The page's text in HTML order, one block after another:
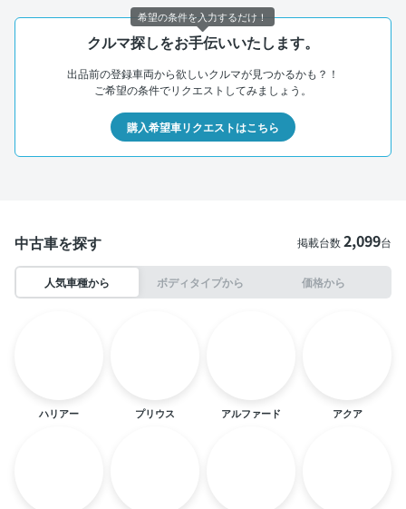
クルマ探しをお手伝いいたします。
出品前の登録車両から欲しいクルマが見つかるかも？！
ご希望の条件でリクエストしてみましょう。
購入希望車リクエストはこちら
中古車を探す 掲載台数2,099台
人気車種から ボディタイプから 価格から
ハリアー プリウス アルファード アクア
希望の条件を入力するだけ！